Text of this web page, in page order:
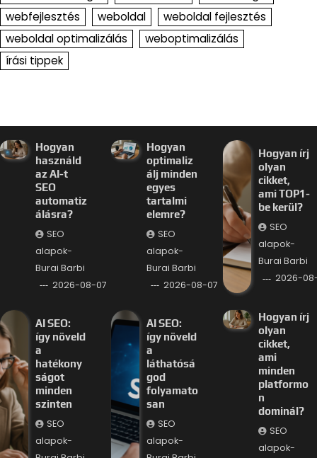
webfejlesztés
weboldal
weboldal fejlesztés
weboldal optimalizálás
weboptimalizálás
írási tippek
Hogyan
használd
az AI-t
SEO
automatiz
álásra?
SEO
alapok-
Burai Barbi
2026-08-07
Hogyan
optimaliz
álj minden
egyes
tartalmi
elemre?
SEO
alapok-
Burai Barbi
2026-08-07
Hogyan írj
olyan
cikket,
ami TOP1-
be kerül?
SEO
alapok-
Burai Barbi
2026-
AI SEO:
így növeld
a
hatékony
ságot
minden
szinten
SEO
alapok-
AI SEO:
így növeld
a
láthatósá
god
folyamato
san
SEO
alapok-
Hogyan írj
olyan
cikket,
ami
minden
platformo
n
dominál?
SEO
alapok-